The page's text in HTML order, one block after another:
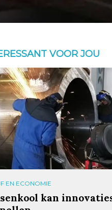
VOOR JOU
EN ECONOMIE
kan